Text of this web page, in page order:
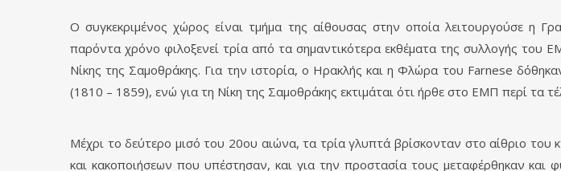
Ο συγκεκριμένος χώρος είναι τμήμα της αίθουσας στην οποία λειτουργούσε η
παρόντα χρόνο φιλοξενεί τρία από τα σημαντικότερα εκθέματα της συλλογής
Νίκης της Σαμοθράκης. Για την ιστορία, ο Ηρακλής και η Φλώρα του Farnese
(1810 – 1859), ενώ για τη Νίκη της Σαμοθράκης εκτιμάται ότι ήρθε στο ΕΜΠ περί τα
Μέχρι το δεύτερο μισό του 20ου αιώνα, τα τρία γλυπτά βρίσκονταν στο αίθριο
και κακοποιήσεων που υπέστησαν, και για την προστασία τους μεταφέρθηκαν